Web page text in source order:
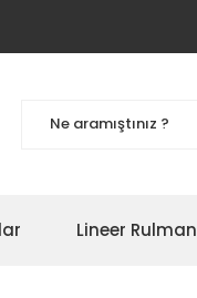
Lineer Rulman